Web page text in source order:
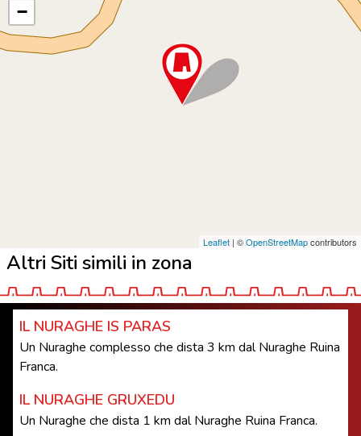
−
Leaflet | ©OpenStreetMapcontributors
Altri Siti simili in zona
IL NURAGHE IS PARAS
Un Nuraghe complesso che dista 3 km dal Nuraghe Ruina
Franca.
IL NURAGHE GRUXEDU
Un Nuraghe che dista 1 km dal Nuraghe Ruina Franca.